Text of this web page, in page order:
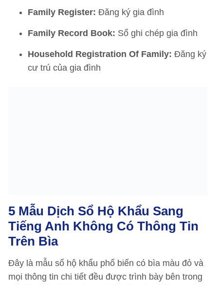
Family Register: Đăng ký gia đình
Family Record Book: Sổ ghi chép gia đình
Household Registration Of Family: Đăng ký
cư trú của gia đình
5 Mẫu Dịch Sổ Hộ Khẩu Sang
Tiếng Anh Không Có Thông Tin
Trên Bìa
Đây là mẫu sổ hộ khẩu phổ biến có bìa màu đỏ và
mọi thông tin chi tiết đều được trình bày bên trong